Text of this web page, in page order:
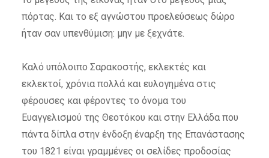
πόρτας. Και το εξ αγνώστου προελεύσεως δώρο
ήταν σαν υπενθύμιση: μην με ξεχνάτε.
Καλό υπόλοιπο Σαρακοστής, εκλεκτές και
εκλεκτοί, χρόνια πολλά και ευλογημένα στις
φέρουσες και φέροντες το όνομα του
Ευαγγελισμού της Θεοτόκου και στην Ελλάδα που
πάντα δίπλα στην ένδοξη έναρξη της Επανάστασης
του 1821 είναι γραμμένες οι σελίδες προδοσίας